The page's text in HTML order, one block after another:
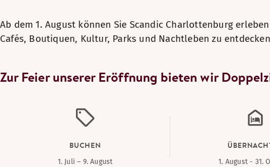
Ab dem 1. August können Sie Scandic Charlottenburg
Cafés, Boutiquen, Kultur, Parks und Nachtleben zu
Zur Feier unserer Eröffnung bieten wir
BUCHEN
1. Juli – 9. August 1. August - 31.